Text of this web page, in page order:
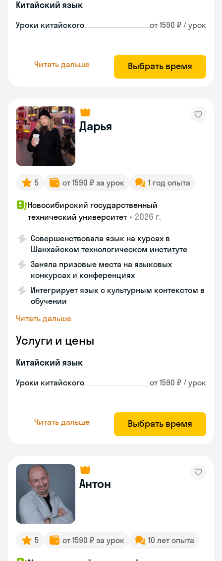
Китайский язык
Уроки китайского от 1590 ₽ / урок
Читать дальше Выбрать время
Дарья
5 от 1590 ₽ за урок 1 год опыта
Новосибирский государственный
технический университет • 2026 г.
Совершенствовала язык на курсах в
Шанхайском технологическом институте
Заняла призовые места на языковых
конкурсах и конференциях
Интегрирует язык с культурным контекстом в
обучении
Читать дальше
Услуги и цены
Китайский язык
Уроки китайского от 1590 ₽ / урок
Читать дальше Выбрать время
Антон
5 от 1590 ₽ за урок 10 лет опыта